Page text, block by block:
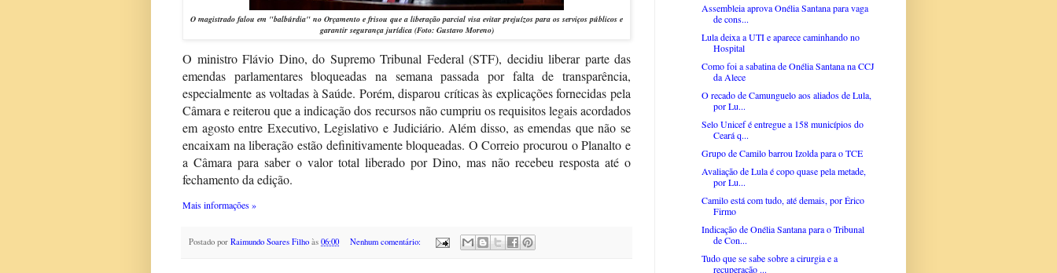
O magistrado falou em "balbúrdia" no Orçamento e frisou que a liberação parcial visa evitar prejuízos para os serviços públicos e
garantir segurança jurídica (Foto: Gustavo Moreno)
O ministro Flávio Dino, do Supremo Tribunal Federal (STF), decidiu liberar parte das
emendas parlamentares bloqueadas na semana passada por falta de transparência,
especialmente as voltadas à Saúde. Porém, disparou críticas às explicações fornecidas pela
Câmara e reiterou que a indicação dos recursos não cumpriu os requisitos legais acordados
em agosto entre Executivo, Legislativo e Judiciário. Além disso, as emendas que não se
encaixam na liberação estão definitivamente bloqueadas. O Correio procurou o Planalto e
a Câmara para saber o valor total liberado por Dino, mas não recebeu resposta até o
fechamento da edição.
Mais informações »
Postado por Raimundo Soares Filho às 06:00 Nenhum comentário:
Assembleia aprova Onélia Santana para vaga
de cons...
Lula deixa a UTI e aparece caminhando no
Hospital
Como foi a sabatina de Onélia Santana na CCJ
da Alece
O recado de Camunguelo aos aliados de Lula,
por Lu...
Selo Unicef é entregue a 158 municípios do
Ceará q...
Grupo de Camilo barrou Izolda para o TCE
Avaliação de Lula é copo quase pela metade,
por Lu...
Camilo está com tudo, até demais, por Érico
Firmo
Indicação de Onélia Santana para o Tribunal
de Con...
Tudo que se sabe sobre a cirurgia e a
recuperação ...